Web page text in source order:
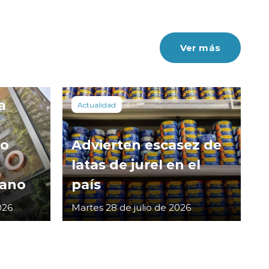
Ver más
Actualidad
Advierten escasez de
latas de jurel en el
país
Martes 28 de julio de 2026